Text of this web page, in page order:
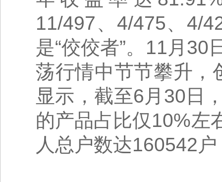
11/497、4/475、4/
是“佼佼者”。11月
荡行情中节节攀升，
显示，截至6月30日
的产品占比仅10%左
人总户数达160542